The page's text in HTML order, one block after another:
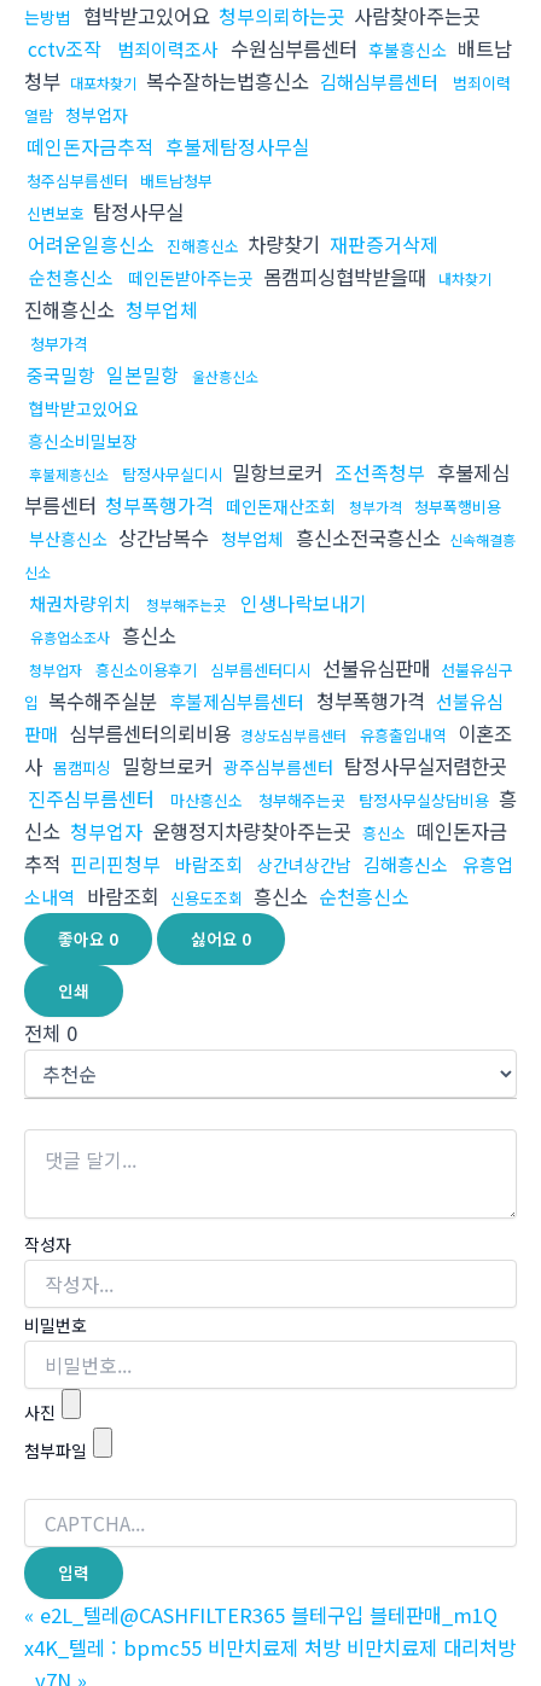
는방법
협박받고있어요 청부의뢰하는곳 사람찾아주는곳
cctv조작
범죄이력조사 수원심부름센터 후불흥신소 배트남
청부 대포차찾기 복수잘하는법흥신소 김해심부름센터
범죄이력
열람 청부업자
떼인돈자금추적 후불제탐정사무실
청주심부름센터
배트남청부
신변보호 탐정사무실
어려운일흥신소
진해흥신소 차량찾기 재판증거삭제
순천흥신소 떼인돈받아주는곳 몸캠피싱협박받을때 내차찾기
진해흥신소 청부업체
청부가격
중국밀항 일본밀항 울산흥신소
협박받고있어요
흥신소비밀보장
후불제흥신소 탐정사무실디시 밀항브로커 조선족청부 후불제심
부름센터 청부폭행가격 떼인돈재산조회 청부가격 청부폭행비용
부산흥신소 상간남복수 청부업체 흥신소전국흥신소 신속해결흥
신소
채권차량위치 청부해주는곳 인생나락보내기
유흥업소조사 흥신소
청부업자 흥신소이용후기 심부름센터디시 선불유심판매 선불유심구
입 복수해주실분 후불제심부름센터 청부폭행가격 선불유심
판매 심부름센터의뢰비용 경상도심부름센터 유흥출입내역
이혼조
사 몸캠피싱 밀항브로커 광주심부름센터 탐정사무실저렴한곳
진주심부름센터
마산흥신소 청부해주는곳 탐정사무실상담비용 흥
신소 청부업자 운행정지차량찾아주는곳 흥신소 떼인돈자금
추적 핀리핀청부 바람조회 상간녀상간남 김해흥신소
유흥업
소내역
바람조회 신용도조회 흥신소 순천흥신소
좋아요 0 싫어요 0
인쇄
전체 0
작성자
비밀번호
사진
첨부파일
« e2L_텔레@CASHFILTER365 블테구입 블테판매_m1Q
x4K_텔레 : bpmc55 비만치료제 처방 비만치료제 대리처방
_y7N »